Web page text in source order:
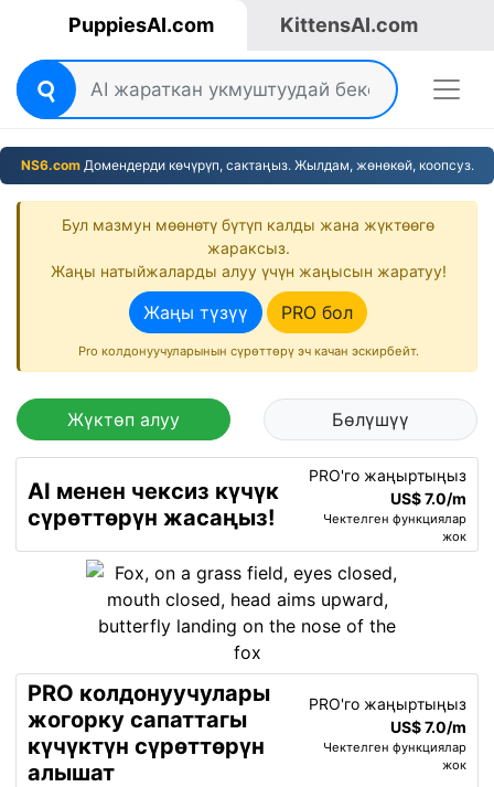
PuppiesAI.com KittensAI.com
NS6.comДомендерди көчүрүп, сактаңыз. Жылдам, жөнөкөй, коопсуз.
Бул мазмун мөөнөтү бүтүп калды жана жүктөөгө
жараксыз.
Жаңы натыйжаларды алуу үчүн жаңысын жаратуу!
Жаңы түзүү PRO бол
Pro колдонуучуларынын сүрөттөрү эч качан эскирбейт.
Жүктөп алуу Бөлүшүү
AI менен чексиз күчүк
сүрөттөрүн жасаңыз!
PRO'го жаңыртыңыз
US$ 7.0/m
Чектелген функциялар
жок
PRO колдонуучулары
жогорку сапаттагы
күчүктүн сүрөттөрүн
алышат
PRO'го жаңыртыңыз
US$ 7.0/m
Чектелген функциялар
жок